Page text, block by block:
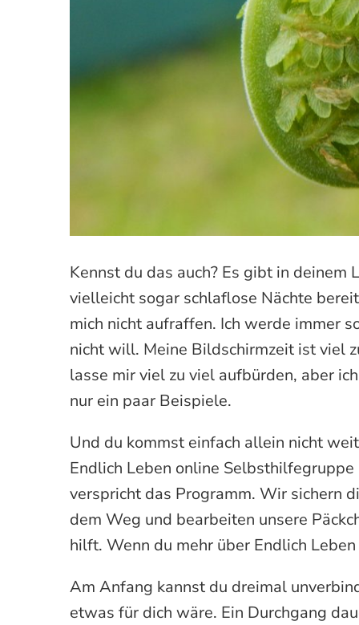
Kennst du das auch? Es gibt in deinem
vielleicht sogar schlaflose Nächte
mich nicht aufraffen. Ich werde immer
nicht will. Meine Bildschirmzeit ist viel
lasse mir viel zu viel aufbürden, aber
nur ein paar Beispiele.
Und du kommst einfach allein nicht
Endlich Leben online
verspricht das Programm. Wir sichern
dem Weg und bearbeiten unsere
hilft. Wenn du mehr über Endlich
Am Anfang kannst du dreimal
etwas für dich wäre. Ein Durchgang